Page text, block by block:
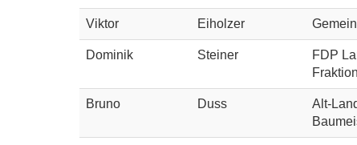
Viktor Eiholzer
Dominik Steiner
FDP
Bruno Duss
Alt-